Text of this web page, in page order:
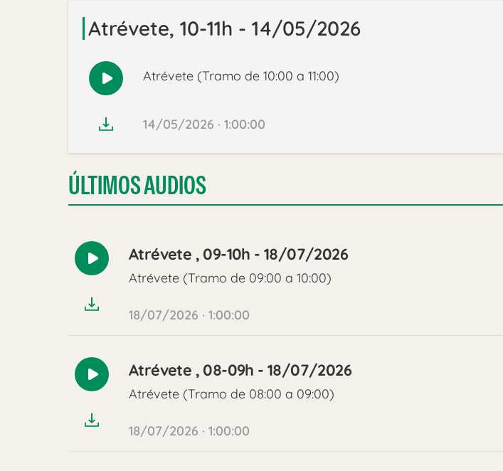
Atrévete, 10-11h - 14/05/2026
Reproducir
Atrévete (Tramo de 10:00 a 11:00)
14/05/2026 · 1:00:00
ÚLTIMOS AUDIOS
Reproducir
Atrévete , 09-10h - 18/07/2026
Atrévete (Tramo de 09:00 a 10:00)
18/07/2026 · 1:00:00
Reproducir
Atrévete , 08-09h - 18/07/2026
Atrévete (Tramo de 08:00 a 09:00)
18/07/2026 · 1:00:00